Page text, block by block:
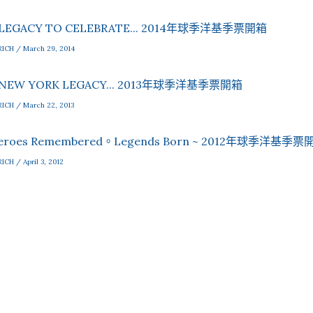
TO CELEBRATE... 2014年球季洋基季票開箱
/ March 29, 2014
YORK LEGACY... 2013年球季洋基季票開箱
/ March 22, 2013
Remembered。Legends Born ~ 2012年球季洋基季票
/ April 3, 2012